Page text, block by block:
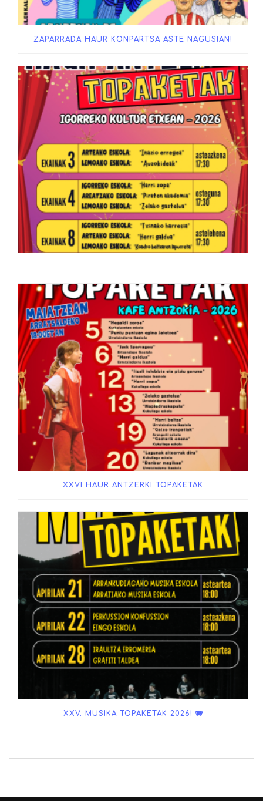
ZAPARRADA HAUR KONPARTSA ASTE NAGUSIAN!
XXVI HAUR ANTZERKI TOPAKETAK
XXV. MUSIKA TOPAKETAK 2026! 🪗